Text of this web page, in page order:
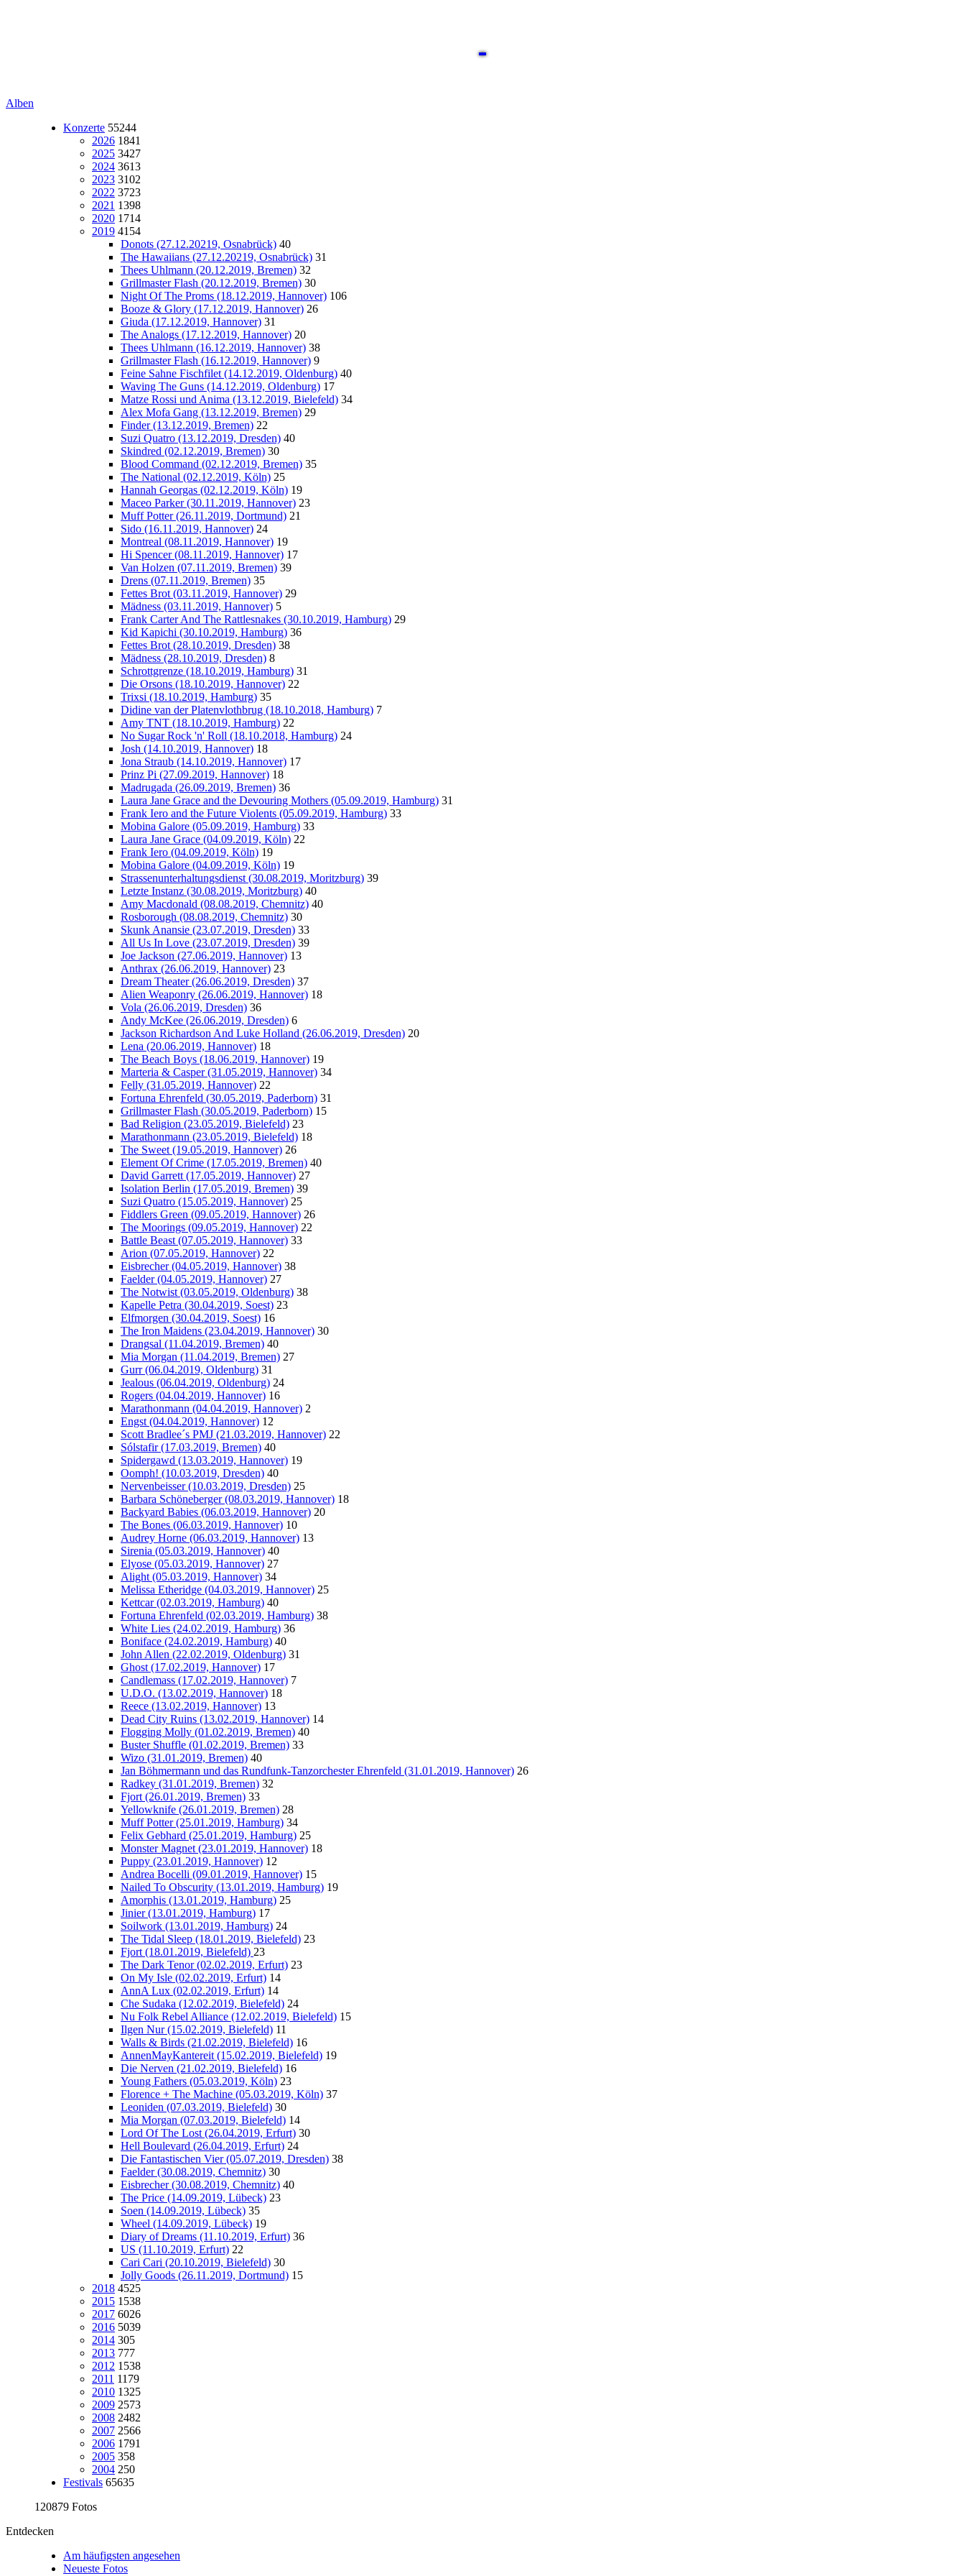
Alben
Konzerte 55244
2026 1841
2025 3427
2024 3613
2023 3102
2022 3723
2021 1398
2020 1714
2019 4154
Donots (27.12.20219, Osnabrück) 40
The Hawaiians (27.12.20219, Osnabrück) 31
Thees Uhlmann (20.12.2019, Bremen) 32
Grillmaster Flash (20.12.2019, Bremen) 30
Night Of The Proms (18.12.2019, Hannover) 106
Booze & Glory (17.12.2019, Hannover) 26
Giuda (17.12.2019, Hannover) 31
The Analogs (17.12.2019, Hannover) 20
Thees Uhlmann (16.12.2019, Hannover) 38
Grillmaster Flash (16.12.2019, Hannover) 9
Feine Sahne Fischfilet (14.12.2019, Oldenburg) 40
Waving The Guns (14.12.2019, Oldenburg) 17
Matze Rossi und Anima (13.12.2019, Bielefeld) 34
Alex Mofa Gang (13.12.2019, Bremen) 29
Finder (13.12.2019, Bremen) 22
Suzi Quatro (13.12.2019, Dresden) 40
Skindred (02.12.2019, Bremen) 30
Blood Command (02.12.2019, Bremen) 35
The National (02.12.2019, Köln) 25
Hannah Georgas (02.12.2019, Köln) 19
Maceo Parker (30.11.2019, Hannover) 23
Muff Potter (26.11.2019, Dortmund) 21
Sido (16.11.2019, Hannover) 24
Montreal (08.11.2019, Hannover) 19
Hi Spencer (08.11.2019, Hannover) 17
Van Holzen (07.11.2019, Bremen) 39
Drens (07.11.2019, Bremen) 35
Fettes Brot (03.11.2019, Hannover) 29
Mädness (03.11.2019, Hannover) 5
Frank Carter And The Rattlesnakes (30.10.2019, Hamburg) 29
Kid Kapichi (30.10.2019, Hamburg) 36
Fettes Brot (28.10.2019, Dresden) 38
Mädness (28.10.2019, Dresden) 8
Schrottgrenze (18.10.2019, Hamburg) 31
Die Orsons (18.10.2019, Hannover) 22
Trixsi (18.10.2019, Hamburg) 35
Didine van der Platenvlothbrug (18.10.2018, Hamburg) 7
Amy TNT (18.10.2019, Hamburg) 22
No Sugar Rock 'n' Roll (18.10.2018, Hamburg) 24
Josh (14.10.2019, Hannover) 18
Jona Straub (14.10.2019, Hannover) 17
Prinz Pi (27.09.2019, Hannover) 18
Madrugada (26.09.2019, Bremen) 36
Laura Jane Grace and the Devouring Mothers (05.09.2019, Hamburg) 31
Frank Iero and the Future Violents (05.09.2019, Hamburg) 33
Mobina Galore (05.09.2019, Hamburg) 33
Laura Jane Grace (04.09.2019, Köln) 22
Frank Iero (04.09.2019, Köln) 19
Mobina Galore (04.09.2019, Köln) 19
Strassenunterhaltungsdienst (30.08.2019, Moritzburg) 39
Letzte Instanz (30.08.2019, Moritzburg) 40
Amy Macdonald (08.08.2019, Chemnitz) 40
Rosborough (08.08.2019, Chemnitz) 30
Skunk Anansie (23.07.2019, Dresden) 33
All Us In Love (23.07.2019, Dresden) 39
Joe Jackson (27.06.2019, Hannover) 13
Anthrax (26.06.2019, Hannover) 23
Dream Theater (26.06.2019, Dresden) 37
Alien Weaponry (26.06.2019, Hannover) 18
Vola (26.06.2019, Dresden) 36
Andy McKee (26.06.2019, Dresden) 6
Jackson Richardson And Luke Holland (26.06.2019, Dresden) 20
Lena (20.06.2019, Hannover) 18
The Beach Boys (18.06.2019, Hannover) 19
Marteria & Casper (31.05.2019, Hannover) 34
Felly (31.05.2019, Hannover) 22
Fortuna Ehrenfeld (30.05.2019, Paderborn) 31
Grillmaster Flash (30.05.2019, Paderborn) 15
Bad Religion (23.05.2019, Bielefeld) 23
Marathonmann (23.05.2019, Bielefeld) 18
The Sweet (19.05.2019, Hannover) 26
Element Of Crime (17.05.2019, Bremen) 40
David Garrett (17.05.2019, Hannover) 27
Isolation Berlin (17.05.2019, Bremen) 39
Suzi Quatro (15.05.2019, Hannover) 25
Fiddlers Green (09.05.2019, Hannover) 26
The Moorings (09.05.2019, Hannover) 22
Battle Beast (07.05.2019, Hannover) 33
Arion (07.05.2019, Hannover) 22
Eisbrecher (04.05.2019, Hannover) 38
Faelder (04.05.2019, Hannover) 27
The Notwist (03.05.2019, Oldenburg) 38
Kapelle Petra (30.04.2019, Soest) 23
Elfmorgen (30.04.2019, Soest) 16
The Iron Maidens (23.04.2019, Hannover) 30
Drangsal (11.04.2019, Bremen) 40
Mia Morgan (11.04.2019, Bremen) 27
Gurr (06.04.2019, Oldenburg) 31
Jealous (06.04.2019, Oldenburg) 24
Rogers (04.04.2019, Hannover) 16
Marathonmann (04.04.2019, Hannover) 2
Engst (04.04.2019, Hannover) 12
Scott Bradlee´s PMJ (21.03.2019, Hannover) 22
Sólstafir (17.03.2019, Bremen) 40
Spidergawd (13.03.2019, Hannover) 19
Oomph! (10.03.2019, Dresden) 40
Nervenbeisser (10.03.2019, Dresden) 25
Barbara Schöneberger (08.03.2019, Hannover) 18
Backyard Babies (06.03.2019, Hannover) 20
The Bones (06.03.2019, Hannover) 10
Audrey Horne (06.03.2019, Hannover) 13
Sirenia (05.03.2019, Hannover) 40
Elyose (05.03.2019, Hannover) 27
Alight (05.03.2019, Hannover) 34
Melissa Etheridge (04.03.2019, Hannover) 25
Kettcar (02.03.2019, Hamburg) 40
Fortuna Ehrenfeld (02.03.2019, Hamburg) 38
White Lies (24.02.2019, Hamburg) 36
Boniface (24.02.2019, Hamburg) 40
John Allen (22.02.2019, Oldenburg) 31
Ghost (17.02.2019, Hannover) 17
Candlemass (17.02.2019, Hannover) 7
U.D.O. (13.02.2019, Hannover) 18
Reece (13.02.2019, Hannover) 13
Dead City Ruins (13.02.2019, Hannover) 14
Flogging Molly (01.02.2019, Bremen) 40
Buster Shuffle (01.02.2019, Bremen) 33
Wizo (31.01.2019, Bremen) 40
Jan Böhmermann und das Rundfunk-Tanzorchester Ehrenfeld (31.01.2019, Hannover) 26
Radkey (31.01.2019, Bremen) 32
Fjort (26.01.2019, Bremen) 33
Yellowknife (26.01.2019, Bremen) 28
Muff Potter (25.01.2019, Hamburg) 34
Felix Gebhard (25.01.2019, Hamburg) 25
Monster Magnet (23.01.2019, Hannover) 18
Puppy (23.01.2019, Hannover) 12
Andrea Bocelli (09.01.2019, Hannover) 15
Nailed To Obscurity (13.01.2019, Hamburg) 19
Amorphis (13.01.2019, Hamburg) 25
Jinier (13.01.2019, Hamburg) 17
Soilwork (13.01.2019, Hamburg) 24
The Tidal Sleep (18.01.2019, Bielefeld) 23
Fjort (18.01.2019, Bielefeld) 23
The Dark Tenor (02.02.2019, Erfurt) 23
On My Isle (02.02.2019, Erfurt) 14
AnnA Lux (02.02.2019, Erfurt) 14
Che Sudaka (12.02.2019, Bielefeld) 24
Nu Folk Rebel Alliance (12.02.2019, Bielefeld) 15
Ilgen Nur (15.02.2019, Bielefeld) 11
Walls & Birds (21.02.2019, Bielefeld) 16
AnnenMayKantereit (15.02.2019, Bielefeld) 19
Die Nerven (21.02.2019, Bielefeld) 16
Young Fathers (05.03.2019, Köln) 23
Florence + The Machine (05.03.2019, Köln) 37
Leoniden (07.03.2019, Bielefeld) 30
Mia Morgan (07.03.2019, Bielefeld) 14
Lord Of The Lost (26.04.2019, Erfurt) 30
Hell Boulevard (26.04.2019, Erfurt) 24
Die Fantastischen Vier (05.07.2019, Dresden) 38
Faelder (30.08.2019, Chemnitz) 30
Eisbrecher (30.08.2019, Chemnitz) 40
The Price (14.09.2019, Lübeck) 23
Soen (14.09.2019, Lübeck) 35
Wheel (14.09.2019, Lübeck) 19
Diary of Dreams (11.10.2019, Erfurt) 36
US (11.10.2019, Erfurt) 22
Cari Cari (20.10.2019, Bielefeld) 30
Jolly Goods (26.11.2019, Dortmund) 15
2018 4525
2015 1538
2017 6026
2016 5039
2014 305
2013 777
2012 1538
2011 1179
2010 1325
2009 2573
2008 2482
2007 2566
2006 1791
2005 358
2004 250
Festivals 65635
120879 Fotos
Entdecken
Am häufigsten angesehen
Neueste Fotos